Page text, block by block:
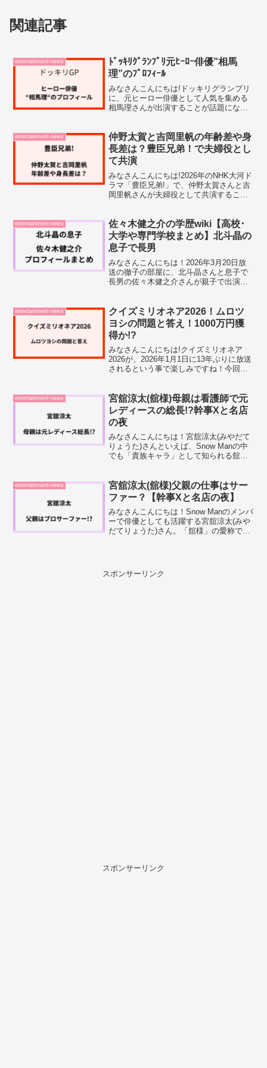
関連記事
entertainment-news
ﾄﾞｯｷﾘｸﾞﾗﾝﾌﾟﾘ元ﾋｰﾛｰ俳優”相馬
理”のﾌﾟﾛﾌｨｰﾙ
みなさんこんにちは!ドッキリグランプリ
に、元ヒーロー俳優として人気を集める
相馬理さんが出演することが話題になっ
いでしょうか?そこで今回は、相馬理さん
について詳しく調...
entertainment-news
仲野太賀と吉岡里帆の年齢差や身
長差は？豊臣兄弟！で夫婦役とし
て共演
みなさんこんにちは!2026年のNHK大河ド
ラマ「豊臣兄弟!」で、仲野太賀さんと吉
岡里帆さんが夫婦役として共演すること
フィールや、気になる年齢差・身長差に
ついて詳しくま...
entertainment-news
佐々木健之介の学歴wiki【高校･
大学や専門学校まとめ】北斗晶の
息子で長男
みなさんこんにちは！2026年3月20日放
送の徹子の部屋に、北斗晶さんと息子で
長男の佐々木健之介さんが親子で出演で
てきた佐々木健之介さんが、お母さんの
北斗晶さんと2人で...
entertainment-news
クイズミリオネア2026！ムロツ
ヨシの問題と答え！1000万円獲
得か!?
みなさんこんにちは!クイズミリオネア
2026が、2026年1月1日に13年ぶりに放送
されるという事で楽しみですね！今回の
ことが発表されました。ムロツヨシさん
は二宮和也さ...
entertainment-news
宮舘涼太(舘様)母親は看護師で元
レディースの総長!?幹事Xと名店
の夜
みなさんこんにちは！宮舘涼太(みやだて
りょうた)さんといえば、Snow Manの中
でも「貴族キャラ」として知られる舘
がっています。そんな上品な佇まいの宮
舘涼太さんで...
entertainment-news
宮舘涼太(舘様)父親の仕事はサー
ファー？【幹事Xと名店の夜】
みなさんこんにちは！Snow Manのメンバ
ーで俳優としても活躍する宮舘涼太(みや
だてりょうた)さん。「舘様」の愛称でフ
ね。そんな舘...
スポンサーリンク
スポンサーリンク